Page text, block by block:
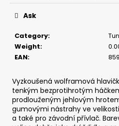
Category:
Weight:
EAN:
Ask
Vyzkoušená wolframová
tenkým bezprotihrotým
prodlouženým jehlovým
gumovými nástrahy ve
a také pro závodní přívlač.
W
e
c
m
m
e
n